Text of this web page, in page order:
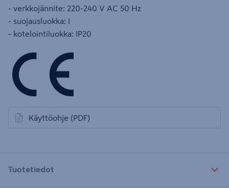
- verkkojännite: 220-240 V AC 50 Hz
- suojausluokka: I
- kotelointiluokka: IP20
Käyttöohje (PDF)
avautuu uuteen välilehteen
Tuotetiedot